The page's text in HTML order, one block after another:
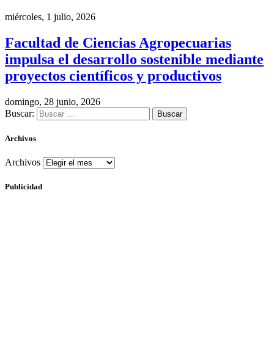
miércoles, 1 julio, 2026
Facultad de Ciencias Agropecuarias
impulsa el desarrollo sostenible mediante
proyectos científicos y productivos
domingo, 28 junio, 2026
Buscar:
Archivos
Archivos
Publicidad